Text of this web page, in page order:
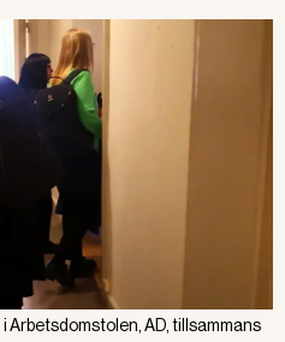
Arbetsdomstolen, AD, tillsammans